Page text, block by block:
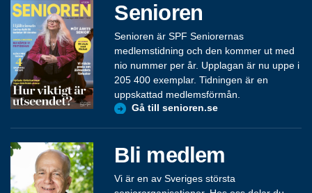
Senioren
Senioren är SPF Seniorernas
medlemstidning och den kommer ut med
nio nummer per år. Upplagan är nu uppe i
205 400 exemplar. Tidningen är en
uppskattad medlemsförmån.
Gå till senioren.se
Bli medlem
Vi är en av Sveriges största